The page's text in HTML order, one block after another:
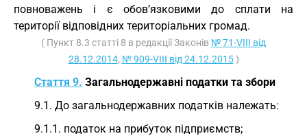
повноважень і є обов’язковими до сплати на
території відповідних територіальних громад.
( Пункт 8.3 статті 8 в редакції Законів № 71-VIII від
28.12.2014, № 909-VIII від 24.12.2015)
Стаття 9. Загальнодержавні податки та збори
9.1. До загальнодержавних податків належать:
9.1.1. податок на прибуток підприємств;